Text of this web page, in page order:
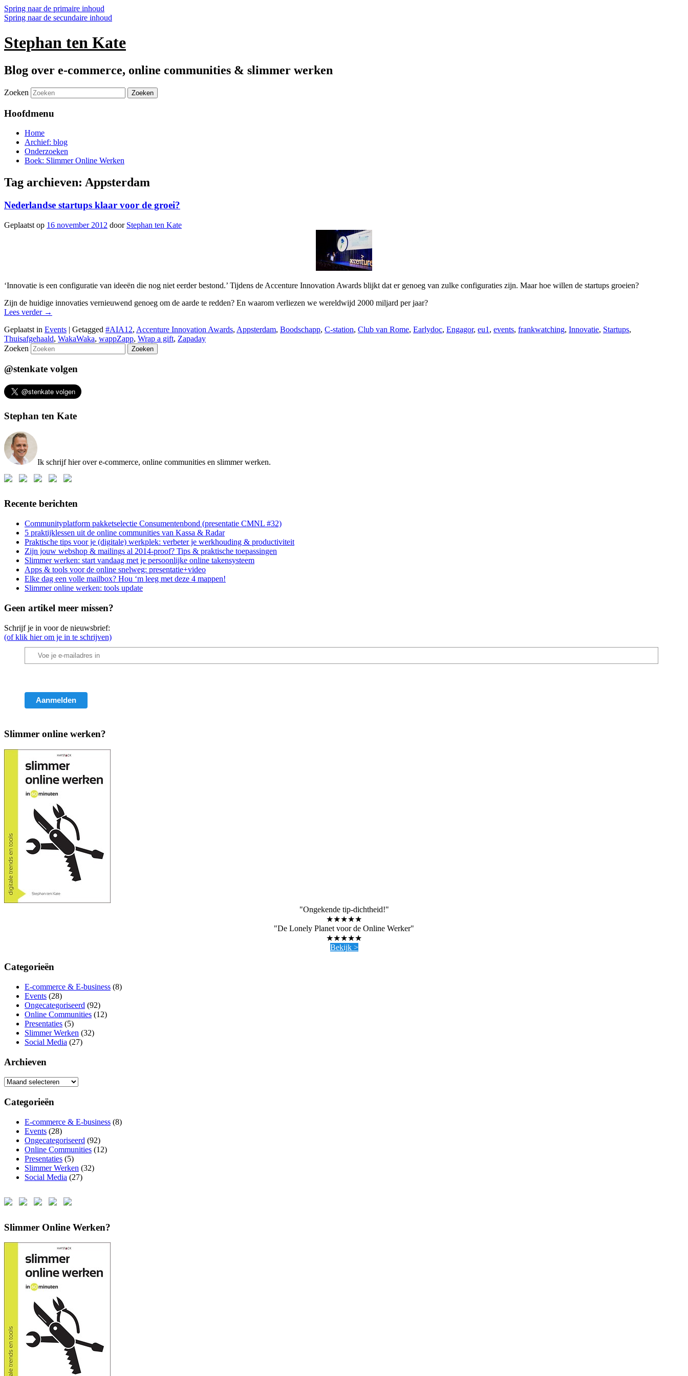
Spring naar de primaire inhoud
Spring naar de secundaire inhoud
Stephan ten Kate
Blog over e-commerce, online communities & slimmer werken
Zoeken
Hoofdmenu
Home
Archief: blog
Onderzoeken
Boek: Slimmer Online Werken
Tag archieven: Appsterdam
Nederlandse startups klaar voor de groei?
Geplaatst op 16 november 2012 door Stephan ten Kate
‘Innovatie is een configuratie van ideeën die nog niet eerder bestond.’ Tijdens de Accenture Innovation Awards blijkt dat er genoeg van zulke configuraties zijn. Maar hoe willen de startups groeien?
Zijn de huidige innovaties vernieuwend genoeg om de aarde te redden? En waarom verliezen we wereldwijd 2000 miljard per jaar?
Lees verder →
Geplaatst in Events | Getagged #AIA12, Accenture Innovation Awards, Appsterdam, Boodschapp, C-station, Club van Rome, Earlydoc, Engagor, eu1 , events, frankwatching, Innovatie, Startups,
Thuisafgehaald, WakaWaka, wappZapp, Wrap a gift, Zapaday
Zoeken
@stenkate volgen
Stephan ten Kate
Ik schrijf hier over e-commerce, online communities en slimmer werken.
Recente berichten
Communityplatform pakketselectie Consumentenbond (presentatie CMNL #32)
5 praktijklessen uit de online communities van Kassa & Radar
Praktische tips voor je (digitale) werkplek: verbeter je werkhouding & productiviteit
Zijn jouw webshop & mailings al 2014-proof? Tips & praktische toepassingen
Slimmer werken: start vandaag met je persoonlijke online takensysteem
Apps & tools voor de online snelweg: presentatie+video
Elke dag een volle mailbox? Hou ‘m leeg met deze 4 mappen!
Slimmer online werken: tools update
Geen artikel meer missen?
Schrijf je in voor de nieuwsbrief:
(of klik hier om je in te schrijven)
Slimmer online werken?
"Ongekende tip-dichtheid!"
★★★★★
"De Lonely Planet voor de Online Werker"
★★★★★
Bekijk >
Categorieën
E-commerce & E-business (8)
Events (28)
Ongecategoriseerd (92)
Online Communities (12)
Presentaties (5)
Slimmer Werken (32)
Social Media (27)
Archieven
Archieven
Categorieën
E-commerce & E-business (8)
Events (28)
Ongecategoriseerd (92)
Online Communities (12)
Presentaties (5)
Slimmer Werken (32)
Social Media (27)
Slimmer Online Werken?